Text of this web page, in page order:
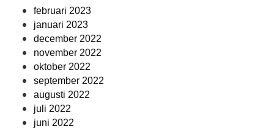
februari 2023
januari 2023
december 2022
november 2022
oktober 2022
september 2022
augusti 2022
juli 2022
juni 2022